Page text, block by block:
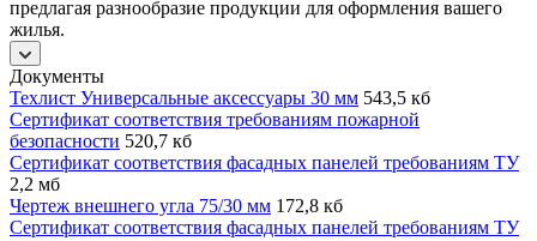
предлагая разнообразие продукции для оформления вашего
жилья.
Документы
Техлист Универсальные аксессуары 30 мм 543,5 кб
Сертификат соответствия требованиям пожарной
безопасности 520,7 кб
Сертификат соответствия фасадных панелей требованиям ТУ
2,2 мб
Чертеж внешнего угла 75/30 мм 172,8 кб
Сертификат соответствия фасадных панелей требованиям ТУ